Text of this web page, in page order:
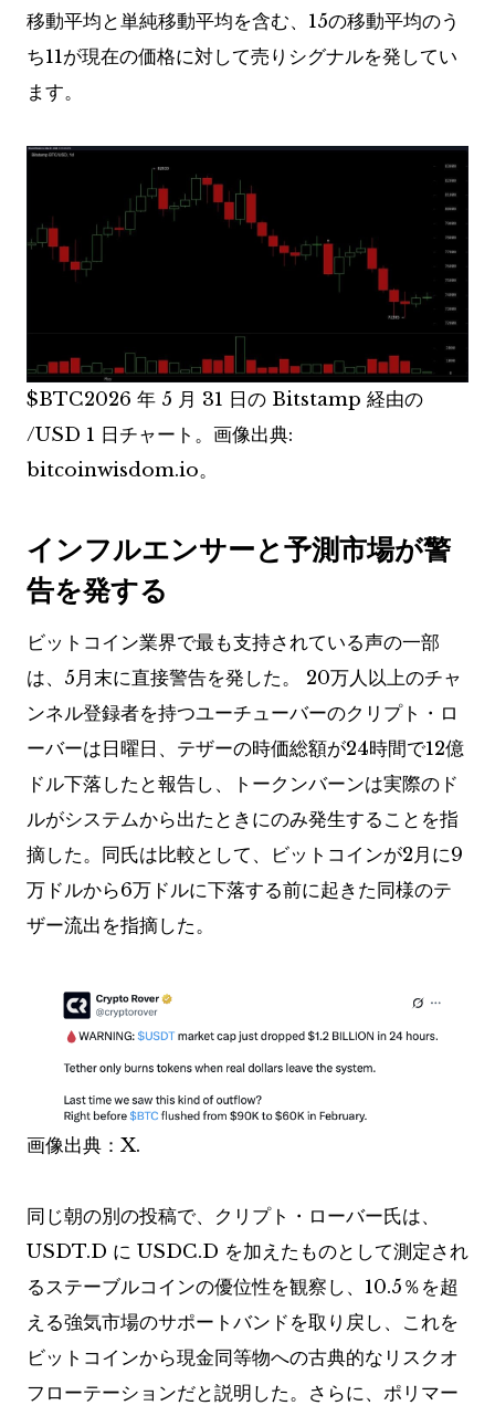
移動平均と単純移動平均を含む、15の移動平均のう
ち11が現在の価格に対して売りシグナルを発してい
ます。
$BTC2026 年 5 月 31 日の Bitstamp 経由の
/USD 1 日チャート。画像出典:
bitcoinwisdom.io。
インフルエンサーと予測市場が警
告を発する
ビットコイン業界で最も支持されている声の一部
は、5月末に直接警告を発した。 20万人以上のチャ
ンネル登録者を持つユーチューバーのクリプト・ロ
ーバーは日曜日、テザーの時価総額が24時間で12億
ドル下落したと報告し、トークンバーンは実際のド
ルがシステムから出たときにのみ発生することを指
摘した。同氏は比較として、ビットコインが2月に9
万ドルから6万ドルに下落する前に起きた同様のテ
ザー流出を指摘した。
画像出典：X.
同じ朝の別の投稿で、クリプト・ローバー氏は、
USDT.D に USDC.D を加えたものとして測定され
るステーブルコインの優位性を観察し、10.5％を超
える強気市場のサポートバンドを取り戻し、これを
ビットコインから現金同等物への古典的なリスクオ
フローテーションだと説明した。さらに、ポリマー